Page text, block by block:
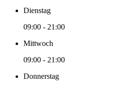
Dienstag
09:00 - 21:00
Mittwoch
09:00 - 21:00
Donnerstag